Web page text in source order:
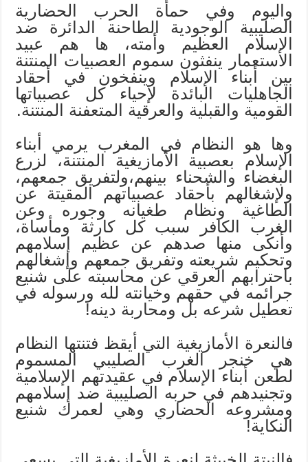
واليوم وفي حمأة الحرب الحضارية
الصليبية الوجودية الطاحنة الدائرة ضد
الإسلام العظيم وأمته، ها هم عبيد
الاستعمار ينفثون سموم العصبيات المنتنة
بين أبناء الإسلام وينفخون في أحقاد
الجاهليات البائدة لإحياء كل عصبياتها
القومية والقبلية والعرقية المتعفنة المنتنة.
وها هو النظام في المغرب يرمي أبناء
الإسلام بعصبية الأمازيغية المنتنة، لزرع
البغضاء والشحناء بينهم،ولتفريق جمعهم،
ولإشغالهم بأحقاد عصبياتهم المقيتة عن
الطاغية ونظام طغيانه وجوره وعن
الغرب الكافر سبب كل كارثة ومأساة،
وأنكى منها صدهم عن عظيم إسلامهم
وتحكيم شريعته وتفريق جمعهم وإشغالهم
باحترابهم العرقي عن محاسبته على شنيع
جرائمه في حقهم وخيانته لله ورسوله في
تعطيل شرعه بل ومحاربة دينه!
فالنعرة الأمازيغية التي أيقظ فتنتها النظام
هي خنجر الغرب الصليبي المسموم
لطعن أبناء الإسلام في عقيدتهم الإسلامية
وتجنيدهم في حربه الصليبية ضد إسلامهم
ومشروعه الحضاري وهي لعمرك شنيع
النكاية!